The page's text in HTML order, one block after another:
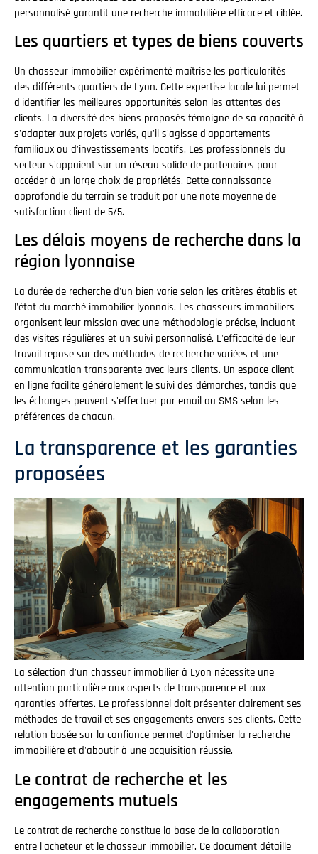
personnalisé garantit une recherche immobilière efficace et ciblée.
Les quartiers et types de biens couverts
Un chasseur immobilier expérimenté maîtrise les particularités
des différents quartiers de Lyon. Cette expertise locale lui permet
d'identifier les meilleures opportunités selon les attentes des
clients. La diversité des biens proposés témoigne de sa capacité à
s'adapter aux projets variés, qu'il s'agisse d'appartements
familiaux ou d'investissements locatifs. Les professionnels du
secteur s'appuient sur un réseau solide de partenaires pour
accéder à un large choix de propriétés. Cette connaissance
approfondie du terrain se traduit par une note moyenne de
satisfaction client de 5/5.
Les délais moyens de recherche dans la
région lyonnaise
La durée de recherche d'un bien varie selon les critères établis et
l'état du marché immobilier lyonnais. Les chasseurs immobiliers
organisent leur mission avec une méthodologie précise, incluant
des visites régulières et un suivi personnalisé. L'efficacité de leur
travail repose sur des méthodes de recherche variées et une
communication transparente avec leurs clients. Un espace client
en ligne facilite généralement le suivi des démarches, tandis que
les échanges peuvent s'effectuer par email ou SMS selon les
préférences de chacun.
La transparence et les garanties
proposées
La sélection d'un chasseur immobilier à Lyon nécessite une
attention particulière aux aspects de transparence et aux
garanties offertes. Le professionnel doit présenter clairement ses
méthodes de travail et ses engagements envers ses clients. Cette
relation basée sur la confiance permet d'optimiser la recherche
immobilière et d'aboutir à une acquisition réussie.
Le contrat de recherche et les
engagements mutuels
Le contrat de recherche constitue la base de la collaboration
entre l'acheteur et le chasseur immobilier. Ce document détaille